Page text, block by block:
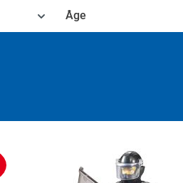
Âge